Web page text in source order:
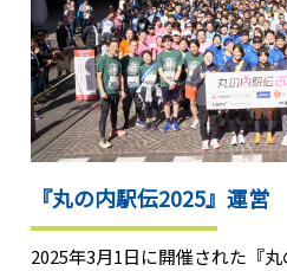
『丸の内駅伝2025』運営
2025年3月1日に開催された『丸の内